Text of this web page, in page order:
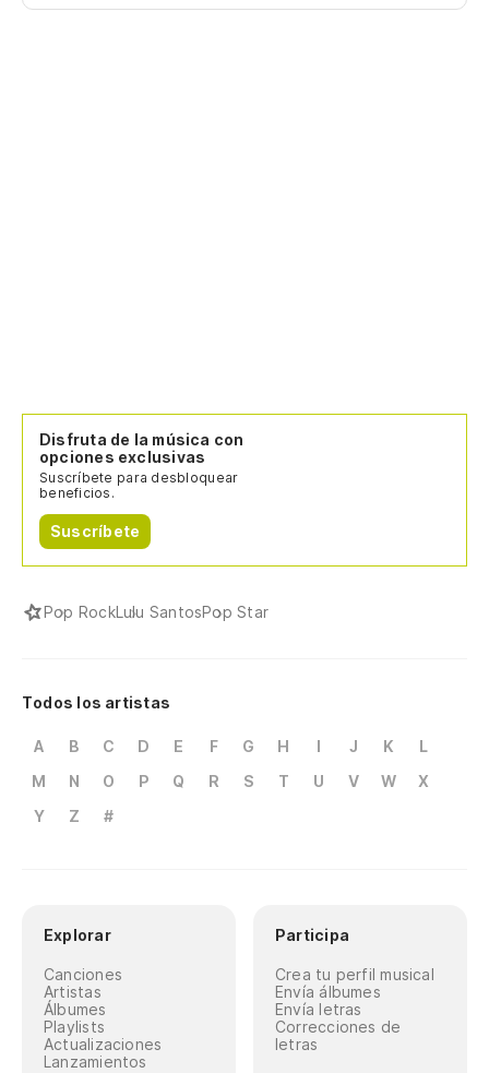
Disfruta de la música con
opciones exclusivas
Suscríbete para desbloquear
beneficios.
Suscríbete
Pop RockLulu SantosPop Star
Todos los artistas
A B C D E F G H I J K
L
M
N O P Q R S T U V W
X
Y
Z #
Explorar
Canciones
Artistas
Álbumes
Playlists
Actualizaciones
Lanzamientos
Participa
Crea tu perfil musical
Envía álbumes
Envía letras
Correcciones de
letras